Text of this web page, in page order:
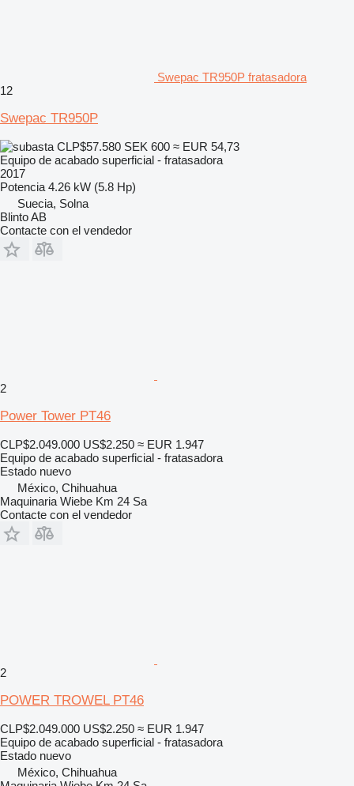
Swepac TR950P fratasadora
12
Swepac TR950P
CLP$57.580 SEK 600 ≈ EUR 54,73
Equipo de acabado superficial - fratasadora
2017
Potencia 4.26 kW (5.8 Hp)
Suecia, Solna
Blinto AB
Contacte con el vendedor
2
Power Tower PT46
CLP$2.049.000 US$2.250 ≈ EUR 1.947
Equipo de acabado superficial - fratasadora
Estado nuevo
México, Chihuahua
Maquinaria Wiebe Km 24 Sa
Contacte con el vendedor
2
POWER TROWEL PT46
CLP$2.049.000 US$2.250 ≈ EUR 1.947
Equipo de acabado superficial - fratasadora
Estado nuevo
México, Chihuahua